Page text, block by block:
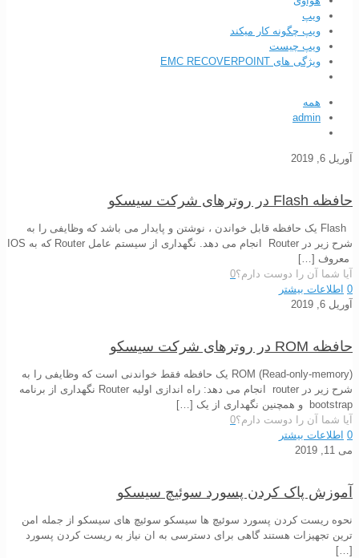
ویپ
ویپ چگونه کار میکند
ویپ چیست
ویژگی های EMC RECOVERPOINT
همه
admin
آوریل 6, 2019
حافظه Flash در روترهای شرکت سیسکو
Flash یک حافظه قابل خواندن ، نوشتن و پایدار می باشد که وظایفی را به
شرح زیر در Router انجام می دهد. نگهداری از سیستم عامل Router که به IOS
معروف […]
آیا شما آن را دوست دارم؟0
0 اطلاعات بیشتر
آوریل 6, 2019
حافظه ROM در روترهای شرکت سیسکو
(ROM (Read-only-memory یک حافظه فقط خواندنی است که وظایفی را به
شرح زیر در router انجام می دهد: راه اندازی اولیه Router نگهداری از برنامه
bootstrap و همچنین نگهداری از یک
[…]
آیا شما آن را دوست دارم؟0
0 اطلاعات بیشتر
می 11, 2019
آموزش پاک کردن پسورد سوئیچ سیسکو
نحوه ریست کردن پسورد سوئیچ ها سیسکو سوئیچ های سیسکو از جمله امن
ترین تجهیزات هستند گاهی برای دسترسی به ان نیاز به ریست کردن پسورد
[…]